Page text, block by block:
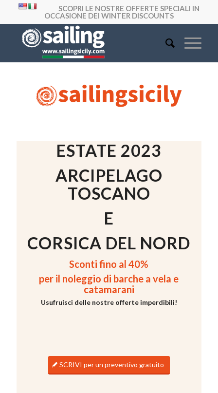
SCOPRI LE NOSTRE OFFERTE SPECIALI IN
OCCASIONE DEI WINTER DISCOUNTS
ESTATE 2023
ARCIPELAGO
TOSCANO
E
CORSICA DEL NORD
Sconti fino al 40%
per il noleggio di barche a vela e
catamarani
Usufruisci delle nostre offerte imperdibili!
SCRIVI per un preventivo gratuito